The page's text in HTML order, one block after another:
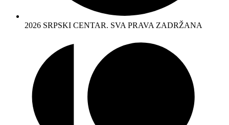
2026 SRPSKI CENTAR. SVA PRAVA ZADRŽANA